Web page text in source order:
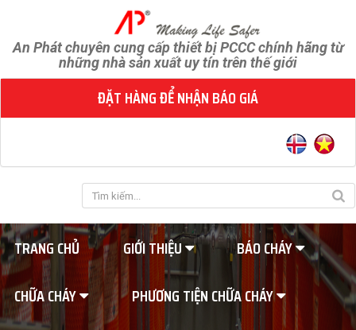
An Phát chuyên cung cấp thiết bị PCCC chính hãng từ
những nhà sản xuất uy tín trên thế giới
ĐẶT HÀNG ĐỂ NHẬN BÁO GIÁ
TRANG CHỦ GIỚI THIỆU
BÁO CHÁY
CHỮA CHÁY
PHƯƠNG TIỆN CHỮA CHÁY